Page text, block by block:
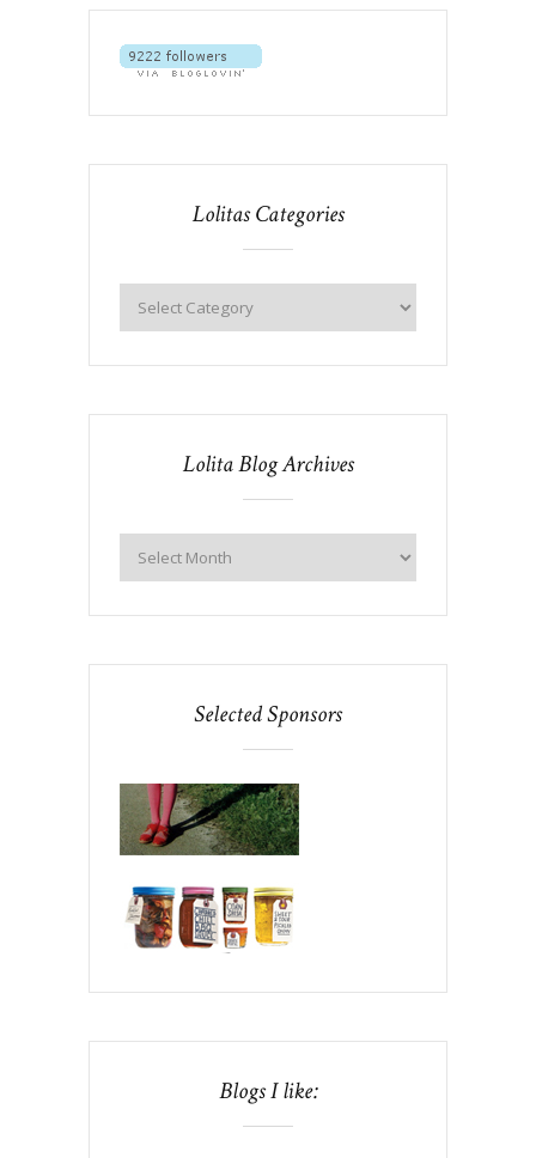
Lolitas Categories
Lolita Blog Archives
Selected Sponsors
Blogs I like: